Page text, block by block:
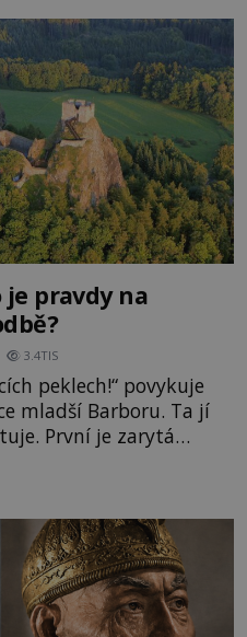
pláž Dumas ve městě
je pravdy na
3.4TIS
peklech!“ povykuje
mladší Barboru. Ta jí
První je zarytá
kališnice. A každá z
slavného hradu
boje. Za manželku má